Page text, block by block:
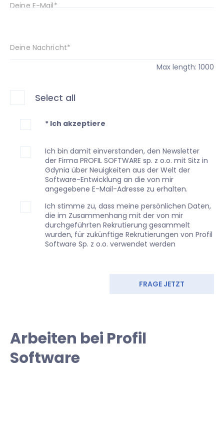
Deine E-Mail*
Deine Nachricht*
Max length: 1000
* Ich akzeptiere
Ich bin damit einverstanden, den Newsletter
der Firma PROFIL SOFTWARE sp. z o.o. mit Sitz in
Gdynia über Neuigkeiten aus der Welt der
Software-Entwicklung an die von mir
angegebene E-Mail-Adresse zu erhalten.
Ich stimme zu, dass meine persönlichen Daten,
die im Zusammenhang mit der von mir
durchgeführten Rekrutierung gesammelt
wurden, für zukünftige Rekrutierungen von Profil
Software Sp. z o.o. verwendet werden
Select all
FRAGE JETZT
Arbeiten bei Profil
Software